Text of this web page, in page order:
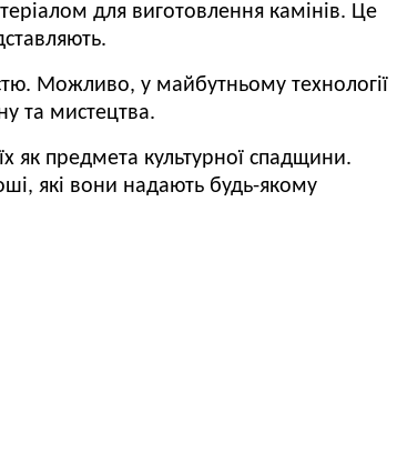
для виготовлення камінів. Це
Можливо, у майбутньому технології
та мистецтва.
як предмета культурної спадщини.
які вони надають будь-якому